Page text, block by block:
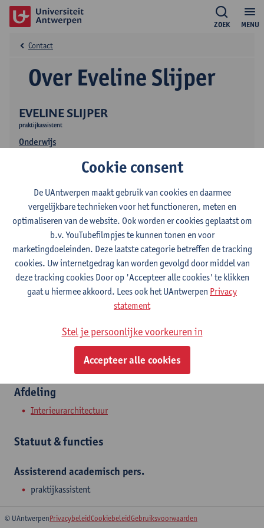
MENU
ZOEK
EVELINE SLIJPER
praktijkassistent
Onderwijs
Over Eveline Slijper
Contact
Contact
Stadscampus
Toon e-mailadres
2000 Antwerpen, BEL
Afdeling
Interieurarchitectuur
Statuut & functies
Assisterend academisch pers.
praktijkassistent
© UAntwerpenPrivacybeleidCookiebeleidGebruiksvoorwaarden
Cookie consent
De UAntwerpen maakt gebruik van cookies en daarmee
vergelijkbare technieken voor het functioneren, meten en
optimaliseren van de website. Ook worden er cookies geplaatst om
b.v. YouTubefilmpjes te kunnen tonen en voor
marketingdoeleinden. Deze laatste categorie betreffen de tracking
cookies. Uw internetgedrag kan worden gevolgd door middel van
deze tracking cookies Door op 'Accepteer alle cookies' te klikken
gaat u hiermee akkoord. Lees ook het UAntwerpen Privacy
statement
Stel je persoonlijke voorkeuren in
Accepteer alle cookies